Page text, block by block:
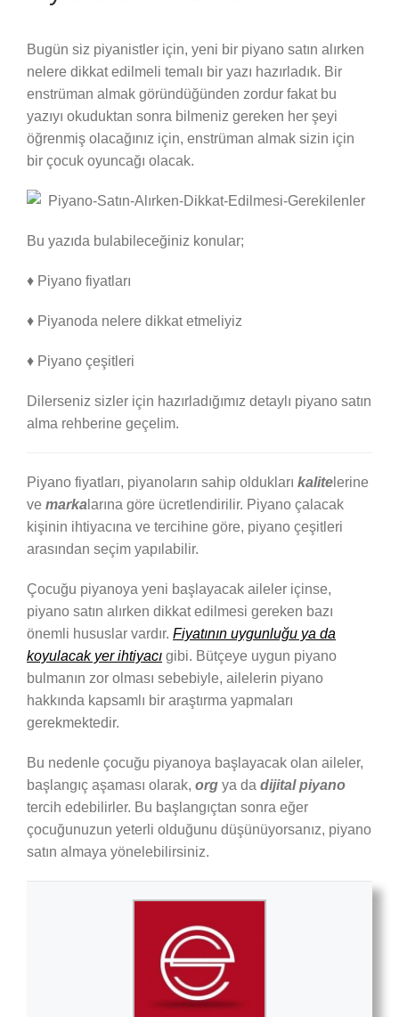
Bugün siz piyanistler için, yeni bir piyano satın alırken
nelere dikkat edilmeli temalı bir yazı hazırladık. Bir
enstrüman almak göründüğünden zordur fakat bu
yazıyı okuduktan sonra bilmeniz gereken her şeyi
öğrenmiş olacağınız için, enstrüman almak sizin için
bir çocuk oyuncağı olacak.
Bu yazıda bulabileceğiniz konular;
♦ Piyano fiyatları
♦ Piyanoda nelere dikkat etmeliyiz
♦ Piyano çeşitleri
Dilerseniz sizler için hazırladığımız detaylı piyano satın
alma rehberine geçelim.
Piyano fiyatları, piyanoların sahip oldukları kalite lerine
ve marka larına göre ücretlendirilir. Piyano çalacak
kişinin ihtiyacına ve tercihine göre, piyano çeşitleri
arasından seçim yapılabilir.
Çocuğu piyanoya yeni başlayacak aileler içinse,
piyano satın alırken dikkat edilmesi gereken bazı
önemli hususlar vardır. Fiyatının uygunluğu ya da
koyulacak yer ihtiyacı gibi. Bütçeye uygun piyano
bulmanın zor olması sebebiyle, ailelerin piyano
hakkında kapsamlı bir araştırma yapmaları
gerekmektedir.
Bu nedenle çocuğu piyanoya başlayacak olan aileler,
başlangıç aşaması olarak, org ya da dijital piyano
tercih edebilirler. Bu başlangıçtan sonra eğer
çocuğunuzun yeterli olduğunu düşünüyorsanız, piyano
satın almaya yönelebilirsiniz.